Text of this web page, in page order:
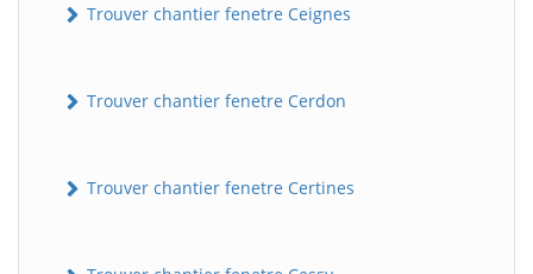
Trouver chantier fenetre Ceignes
Trouver chantier fenetre Cerdon
Trouver chantier fenetre Certines